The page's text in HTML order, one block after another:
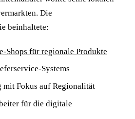
Die
beinhaltete:
Shops für regionale Produkte
Systems
Fokus auf Regionalität
für die digitale